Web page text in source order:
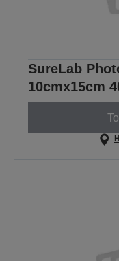
SureLab
10cmx15cm